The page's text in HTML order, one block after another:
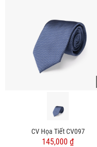
CV Họa Tiết CV097
145,000 ₫